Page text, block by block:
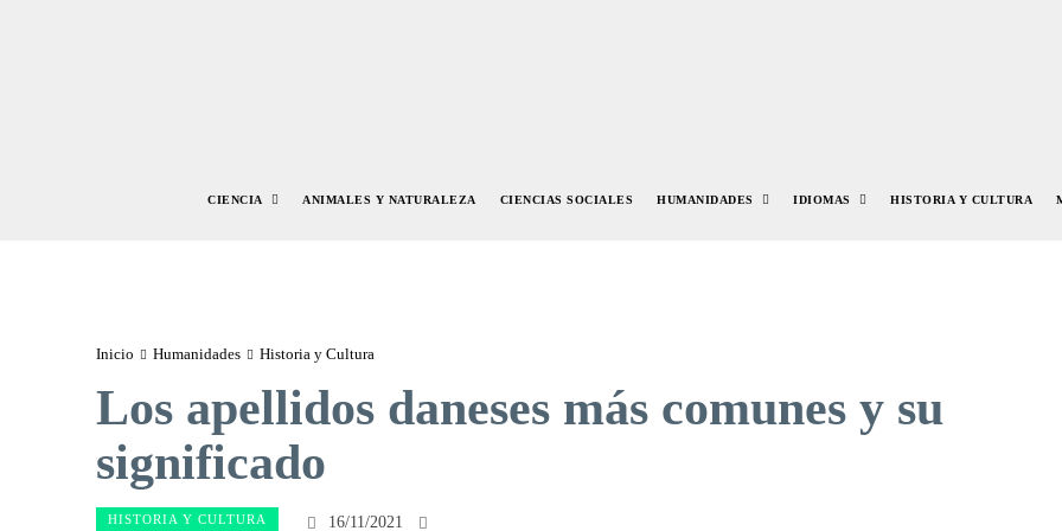
CIENCIA ANIMALES Y NATURALEZA CIENCIAS SOCIALES HUMANIDADES IDIOMAS HISTORIA Y CULTURA
Inicio Humanidades Historia y Cultura
Los apellidos daneses más comunes y su
significado
HISTORIA Y CULTURA 16/11/2021